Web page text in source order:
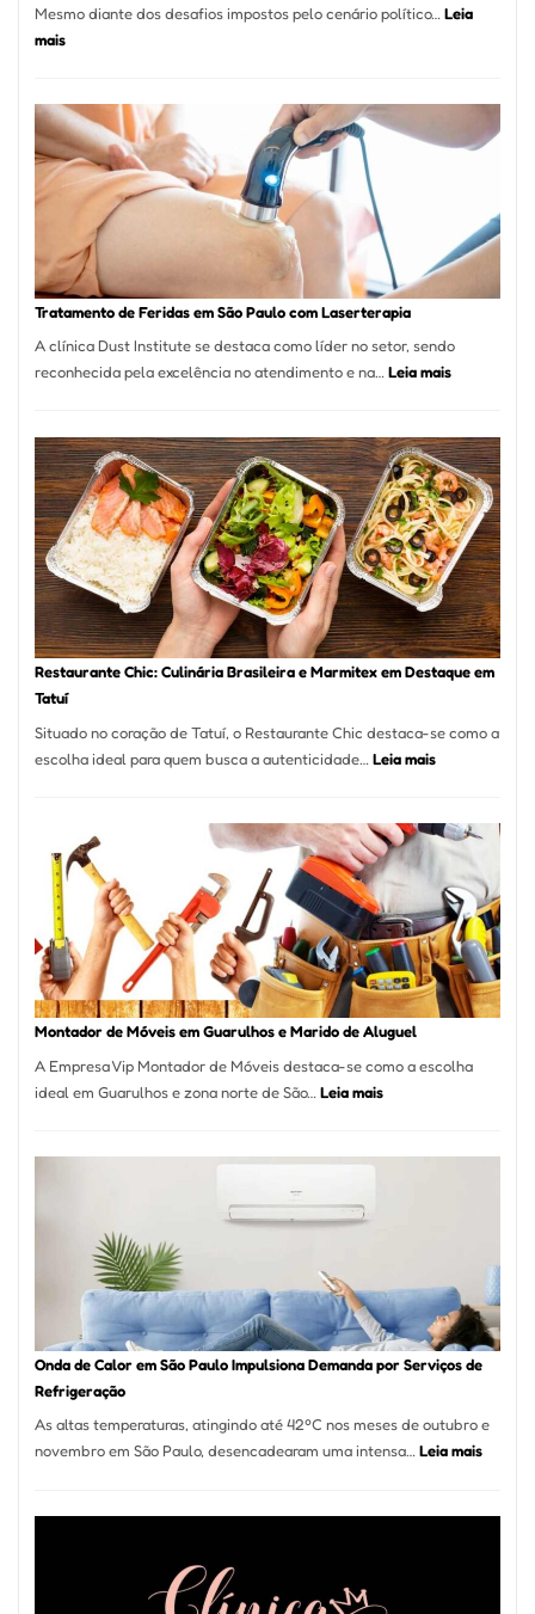
Mesmo diante dos desafios impostos pelo cenário político… Leia
mais:
de
São
Paulo
Inicia
2025
com
Crescimento
Recorde
9,9%
Tratamento de Feridas em São Paulo com Laserterapia
A clínica Dust Institute se destaca como líder no setor, sendo
reconhecida pela excelência no atendimento e na…Leia mais:
Feridas
em
São
Paulo
com
Restaurante Chic: Culinária Brasileira e Marmitex em Destaque em
Tatuí
Situado no coração de Tatuí, o Restaurante Chic destaca-se como a
escolha ideal para quem busca a autenticidade… Leia mais:
Culinária
Brasileira
e
Marmitex
em
Destaque
em
Tatuí
Montador de Móveis em Guarulhos e Marido de Aluguel
A Empresa Vip Montador de Móveis destaca-se como a escolha
ideal em Guarulhos e zona norte de São… Leia mais:
de
Aluguel
Onda de Calor em São Paulo Impulsiona Demanda por Serviços de
Refrigeração
As altas temperaturas, atingindo até 42ºC nos meses de outubro e
novembro em São Paulo, desencadearam uma intensa…Leia mais: